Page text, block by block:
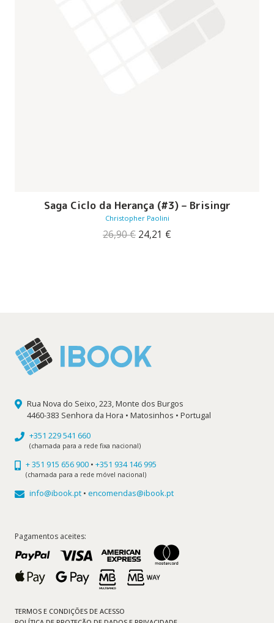
Saga Ciclo da Herança (#3) – Brisingr
Christopher Paolini
26,90€ O
24,21 €
Rua Nova do Seixo, 223, Monte dos Burgos
4460-383 Senhora da Hora • Matosinhos • Portugal
+351 229 541 660
(chamada para a rede fixa nacional)
+ 351 915 656 900 • +351 934 146 995
(chamada para a rede móvel nacional)
info@ibook.pt • encomendas@ibook.pt
Pagamentos aceites:
TERMOS E CONDIÇÕES DE ACESSO